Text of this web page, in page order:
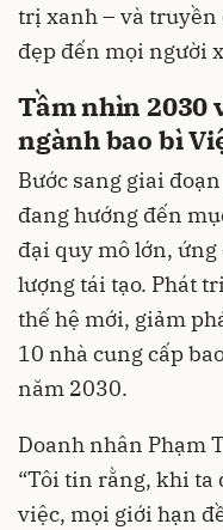
trị xanh – và truyền
đẹp đến mọi người
Tầm nhìn 2030
ngành bao bì
Bước sang giai
đang hướng đến
đại quy mô lớn,
lượng tái tạo. Phát
thế hệ mới, giảm
10 nhà cung cấp
năm 2030.
Doanh nhân Phạm
“Tôi tin rằng, khi ta
việc, mọi giới hạn